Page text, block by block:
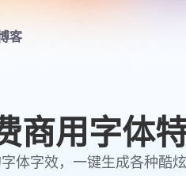
客
LOGO生成器
LOGO模板
商用字体
体字效，一键生成各种酷